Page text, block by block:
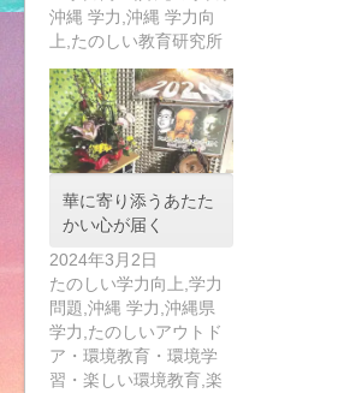
沖縄 学力,沖縄 学力向
上,たのしい教育研究所
華に寄り添うあたた
かい心が届く
2024年3月2日
たのしい学力向上,学力
問題,沖縄 学力,沖縄県
学力,たのしいアウトド
ア・環境教育・環境学
習・楽しい環境教育,楽